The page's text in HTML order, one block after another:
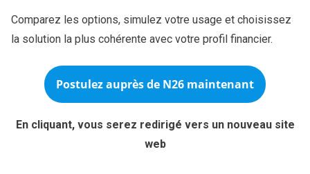
Comparez les options, simulez votre usage et choisissez
la solution la plus cohérente avec votre profil financier.
Postulez auprès de N26 maintenant
En cliquant, vous serez redirigé vers un nouveau site
web